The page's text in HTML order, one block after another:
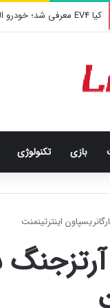
کیا EV4 معرفی شد؛ خودرو الکتریکی عجیب و جذاب کره‌ای‌ها
بازی تکنولوژی
اینترتینمنت